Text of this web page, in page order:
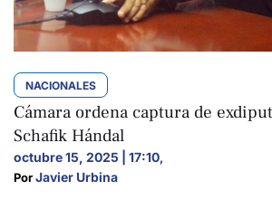
NACIONALES
Cámara ordena captura de
Schafik Hándal
octubre 15, 2025 | 17:10,
Por Javier Urbina